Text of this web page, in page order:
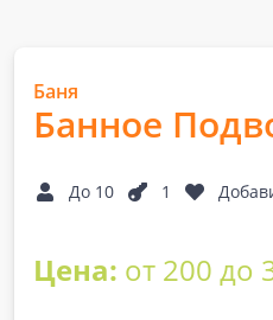
Баня
Банное
До 10 1
Цена: от 200 до